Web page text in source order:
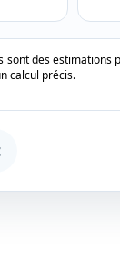
sont des
calcul précis.